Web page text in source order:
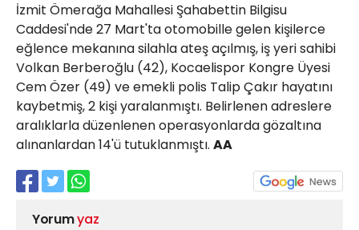
İzmit Ömerağa Mahallesi Şahabettin Bilgisu
Caddesi'nde 27 Mart'ta otomobille gelen kişilerce
eğlence mekanına silahla ateş açılmış, iş yeri sahibi
Volkan Berberoğlu (42), Kocaelispor Kongre Üyesi
Cem Özer (49) ve emekli polis Talip Çakır hayatını
kaybetmiş, 2 kişi yaralanmıştı. Belirlenen adreslere
aralıklarla düzenlenen operasyonlarda gözaltına
alınanlardan 14'ü tutuklanmıştı. AA
Yorumyaz